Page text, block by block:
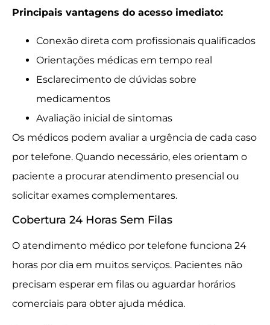
Principais vantagens do acesso imediato:
Conexão direta com profissionais qualificados
Orientações médicas em tempo real
Esclarecimento de dúvidas sobre
medicamentos
Avaliação inicial de sintomas
Os médicos podem avaliar a urgência de cada caso
por telefone. Quando necessário, eles orientam o
paciente a procurar atendimento presencial ou
solicitar exames complementares.
Cobertura 24 Horas Sem Filas
O atendimento médico por telefone funciona 24
horas por dia em muitos serviços. Pacientes não
precisam esperar em filas ou aguardar horários
comerciais para obter ajuda médica.